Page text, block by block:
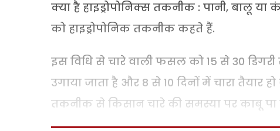
क्या है हाइड्रोपोनिक्स तकनीक : पानी, बालू
को हाइड्रोपोनिक तकनीक कहते हैं.
इस विधि से चारे वाली फसल को 15 से 30
उगाया जाता है और 8 से 10 दिनों में चारा तैयार
तकनीक से किसान चारे की समस्या पर काबू